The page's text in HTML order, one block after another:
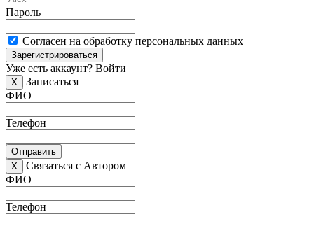
Пароль
Согласен на обработку персональных данных
Зарегистрироваться
Уже есть аккаунт? Войти
X
Записаться
ФИО
Телефон
Отправить
X
Связаться с Автором
ФИО
Телефон